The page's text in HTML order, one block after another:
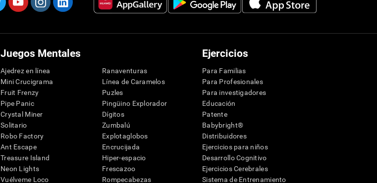
Juegos Mentales
Ajedrez en línea
Mini Crucigrama
Fruit Frenzy
Pipe Panic
Crystal Miner
Solitario
Robo Factory
Ant Escape
Treasure Island
Neon Lights
Vuélveme Loco
Ranaventuras
Línea de Caramelos
Puzles
Pingüino Explorador
Dígitos
Zumbalú
Explotaglobos
Encrucijada
Hiper-espacio
Frescazoo
Rompecabezas
Ejercicios
Para Familias
Para Profesionales
Para investigadores
Educación
Patente
Babybright®
Distribuidores
Ejercicios para niños
Desarrollo Cognitivo
Ejercicios Cerebrales
Sistema de Entrenamiento